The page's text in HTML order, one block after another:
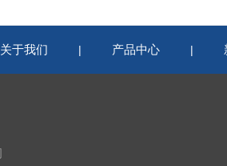
关于我们 | 产品中心 |